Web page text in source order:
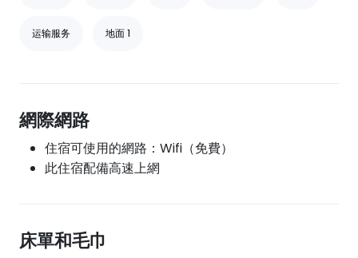
运输服务 地面 1
網際網路
住宿可使用的網路：Wifi（免費）
此住宿配備高速上網
床單和毛巾